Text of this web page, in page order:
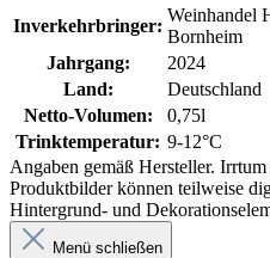
Inverkehrbringer:
Weinhandel
Bornheim
Jahrgang:
2024
Land:
Deutschland
Netto-Volumen:
0,75l
Trinktemperatur: 9-12°C
Angaben gemäß Hersteller.
Produktbilder können teilweise
Hintergrund- und
Menü schließen